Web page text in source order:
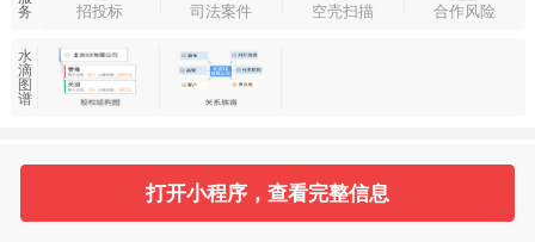
务
招投标 司法案件 空壳扫描 合作风险
水
滴
图
谱
基本信息
打开小程序，查看完整信息